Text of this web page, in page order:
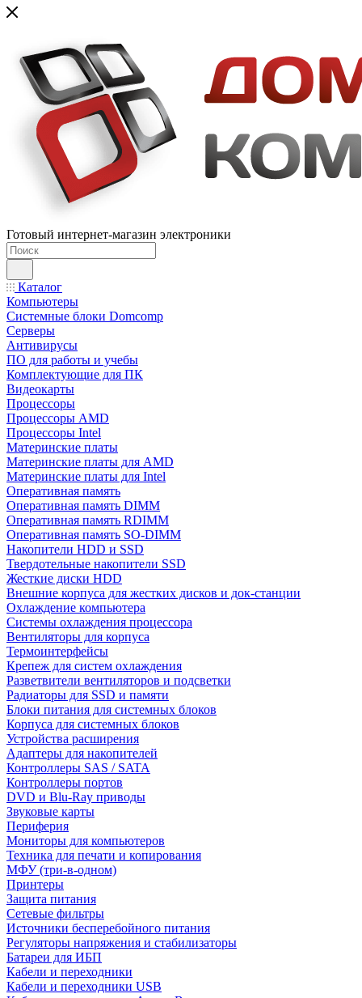
Готовый интернет-магазин электроники
Каталог
Компьютеры
Системные блоки Domcomp
Серверы
Антивирусы
ПО для работы и учебы
Комплектующие для ПК
Видеокарты
Процессоры
Процессоры AMD
Процессоры Intel
Материнские платы
Материнские платы для AMD
Материнские платы для Intel
Оперативная память
Оперативная память DIMM
Оперативная память RDIMM
Оперативная память SO-DIMM
Накопители HDD и SSD
Твердотельные накопители SSD
Жесткие диски HDD
Внешние корпуса для жестких дисков и док-станции
Охлаждение компьютера
Системы охлаждения процессора
Вентиляторы для корпуса
Термоинтерфейсы
Крепеж для систем охлаждения
Разветвители вентиляторов и подсветки
Радиаторы для SSD и памяти
Блоки питания для системных блоков
Корпуса для системных блоков
Устройства расширения
Адаптеры для накопителей
Контроллеры SAS / SATA
Контроллеры портов
DVD и Blu-Ray приводы
Звуковые карты
Периферия
Мониторы для компьютеров
Техника для печати и копирования
МФУ (три-в-одном)
Принтеры
Защита питания
Сетевые фильтры
Источники бесперебойного питания
Регуляторы напряжения и стабилизаторы
Батареи для ИБП
Кабели и переходники
Кабели и переходники USB